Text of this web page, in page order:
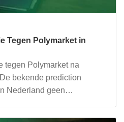
Tegen Polymarket in
tegen Polymarket na
bekende prediction
Nederland geen…